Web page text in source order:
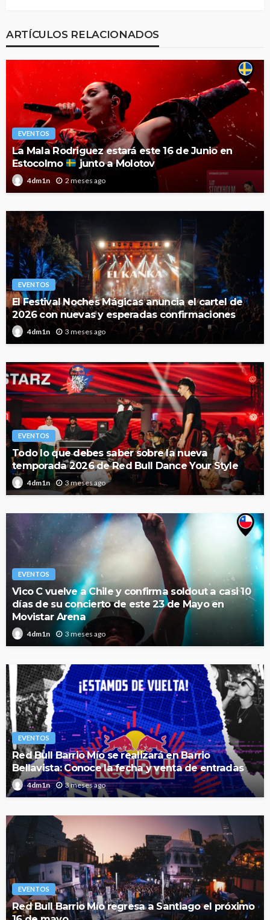
ARTÍCULOS RELACIONADOS
EVENTOS
La Mala Rodriguez estará este 16 de Junio en
Estocolmo
junto a Molotov
4dm1n 2 meses ago
EVENTOS
El Festival Noches Mágicas anuncia el cartel de
2026 con nuevas y esperadas confirmaciones
4dm1n 3 meses ago
EVENTOS
Todo lo que debes saber sobre la nueva
temporada 2026 de Red Bull Dance Your Style
4dm1n 3 meses ago
EVENTOS
Vico C vuelve a Chile y confirma soldout a casi 10
días de su concierto de este 23 de Mayo en
Movistar Arena
4dm1n 3 meses ago
EVENTOS
Red Bull Barrio Mío se realizará en Barrio
Bellavista: Conoce la fecha y venta de entradas
4dm1n 3 meses ago
EVENTOS
Red Bull Barrio Mío regresa a Santiago el próximo